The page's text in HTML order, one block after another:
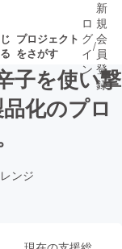
プロジェクト
をさがす
近いプ
ロ
グ
イ
ン
/
新
規
会
員
登
録
子を使い撃
化のプロ
ンジ